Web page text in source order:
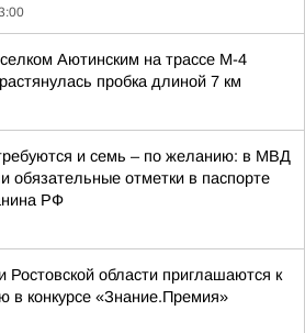
Аютинским на трассе М-4
пробка длиной 7 км
и семь – по желанию: в МВД
обязательные отметки в паспорте
РФ
Ростовской области приглашаются к
в конкурсе «Знание.Премия»